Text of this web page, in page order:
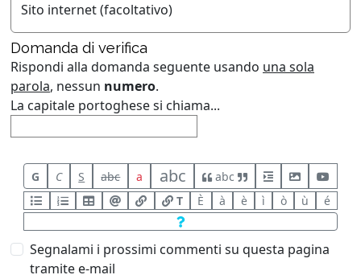
Sito internet (facoltativo)
Domanda di verifica
Rispondi alla domanda seguente usando una sola
parola, nessun numero.
La capitale portoghese si chiama...
G C S abc a abc
abc
T
È à è ì ò ù é
Segnalami i prossimi commenti su questa pagina
tramite e-mail